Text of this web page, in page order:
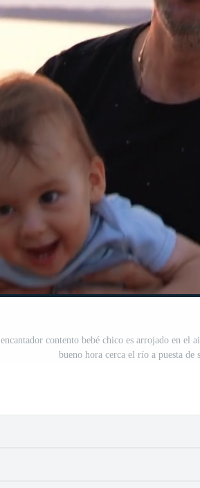
encantador contento bebé chico es arrojado en el
bueno hora cerca el río a puesta